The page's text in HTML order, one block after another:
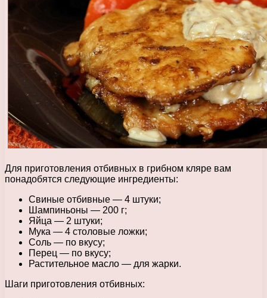
Для приготовления отбивных в грибном кляре вам
понадобятся следующие ингредиенты:
Свиные отбивные — 4 штуки;
Шампиньоны — 200 г;
Яйца — 2 штуки;
Мука — 4 столовые ложки;
Соль — по вкусу;
Перец — по вкусу;
Растительное масло — для жарки.
Шаги приготовления отбивных: